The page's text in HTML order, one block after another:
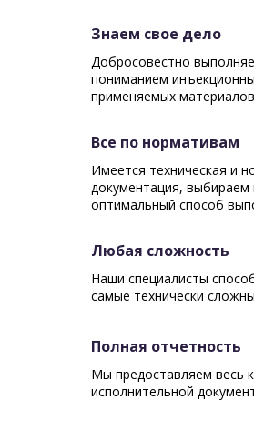
Знаем свое дело
Добросовестно
пониманием
применяемых материалов
Все по нормативам
Имеется техническая и
документация, выбираем
оптимальный способ
Любая сложность
Наши специалисты
самые технически
Полная отчетность
Мы предоставляем весь
исполнительной